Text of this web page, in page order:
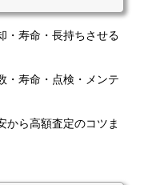
・寿命・長持ちさせる
・寿命・点検・メンテ
から高額査定のコツま